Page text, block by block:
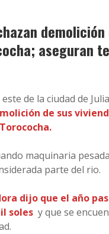
aseguran
de la ciudad de
de sus
maquinaria
parte del rio.
dijo que el año
soles y que se